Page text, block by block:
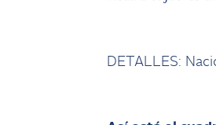
DETALLES: